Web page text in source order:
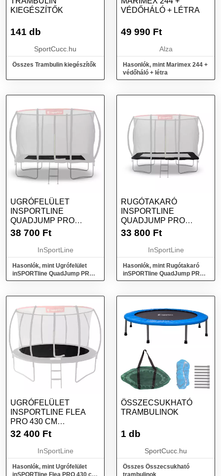
KIEGÉSZÍTŐK
141 db
SportCucc.hu
Összes Trambulin kiegészítők
VÉDŐHÁLÓ + LÉTRA
49 990 Ft
Alza
Hasonlók, mint Marimex 244 +
védőháló + létra
UGRÓFELÜLET
INSPORTLINE
QUADJUMP PRO
244*335 CM
38 700 Ft
InSportLine
Hasonlók, mint Ugrófelület
inSPORTline QuadJump PRO
244*335 cm trambulinhoz
RUGÓTAKARÓ
INSPORTLINE
QUADJUMP PRO
183*274 CM
33 800 Ft
InSportLine
Hasonlók, mint Rugótakaró
inSPORTline QuadJump PRO
183*274 cm trambulinhoz
UGRÓFELÜLET
INSPORTLINE FLEA
PRO 430 CM
TRAMBULINHOZ
32 400 Ft
InSportLine
Hasonlók, mint Ugrófelület
inSPORTline Flea PRO 430 cm
ÖSSZECSUKHATÓ
TRAMBULINOK
1 db
SportCucc.hu
Összes Összecsukható
trambulinok